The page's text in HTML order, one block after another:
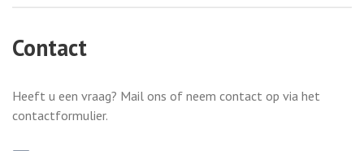
Contact
Heeft u een vraag? Mail ons of neem contact op via het
contactformulier.